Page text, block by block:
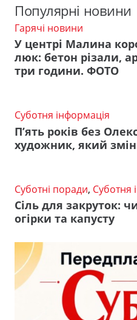
Популярні новини
Гарячі новини
У центрі Малина
люк: бетон різали,
три години. ФОТО
Суботня інформація
П’ять років без
художник, який
Суботні поради, Суботня
Сіль для закруток:
огірки та капусту